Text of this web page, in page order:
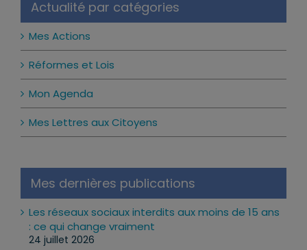
Actualité par catégories
Mes Actions
Réformes et Lois
Mon Agenda
Mes Lettres aux Citoyens
Mes dernières publications
Les réseaux sociaux interdits aux moins de 15 ans
: ce qui change vraiment
24 juillet 2026